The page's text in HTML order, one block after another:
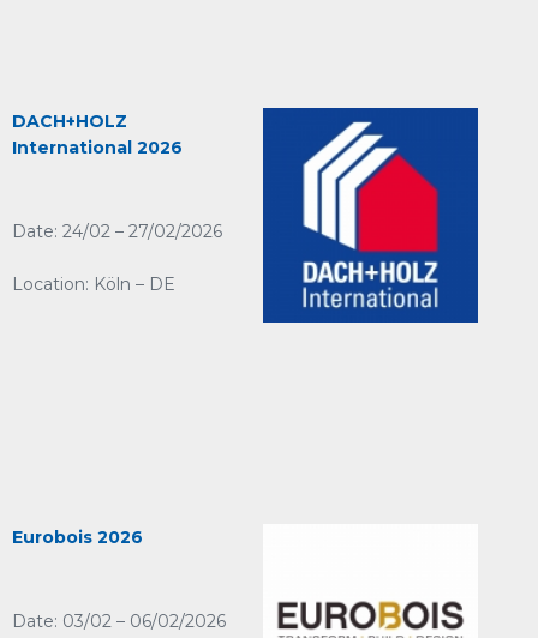
DACH+HOLZ
International 2026
Date: 24/02 – 27/02/2026
Location: Köln – DE
Eurobois 2026
Date: 03/02 – 06/02/2026